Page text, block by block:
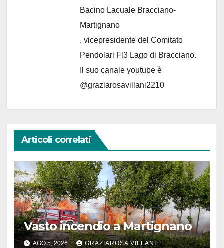
Bacino Lacuale Bracciano-
Martignano
, vicepresidente del Comitato
Pendolari Fl3 Lago di Bracciano.
Il suo canale youtube è
@graziarosavillani2210
Articoli correlati
Vasto incendio a Martignano
AGO 5, 2026 GRAZIAROSA VILLANI